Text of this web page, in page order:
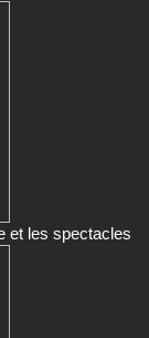
et les spectacles